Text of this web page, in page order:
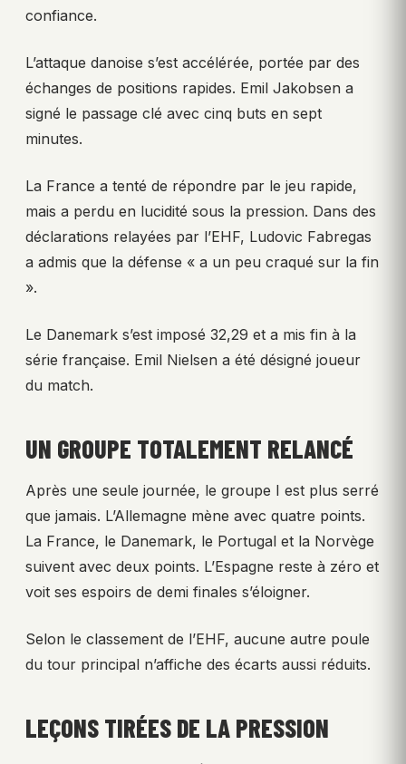
confiance.
L’attaque danoise s’est accélérée, portée par des
échanges de positions rapides. Emil Jakobsen a
signé le passage clé avec cinq buts en sept
minutes.
La France a tenté de répondre par le jeu rapide,
mais a perdu en lucidité sous la pression. Dans des
déclarations relayées par l’EHF, Ludovic Fabregas
a admis que la défense « a un peu craqué sur la fin
».
Le Danemark s’est imposé 32,29 et a mis fin à la
série française. Emil Nielsen a été désigné joueur
du match.
UN GROUPE TOTALEMENT RELANCÉ
Après une seule journée, le groupe I est plus serré
que jamais. L’Allemagne mène avec quatre points.
La France, le Danemark, le Portugal et la Norvège
suivent avec deux points. L’Espagne reste à zéro et
voit ses espoirs de demi finales s’éloigner.
Selon le classement de l’EHF, aucune autre poule
du tour principal n’affiche des écarts aussi réduits.
LEÇONS TIRÉES DE LA PRESSION